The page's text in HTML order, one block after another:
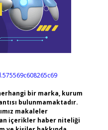
bir marka, kurum
bulunmamaktadır.
makaleler
içerikler haber niteliği